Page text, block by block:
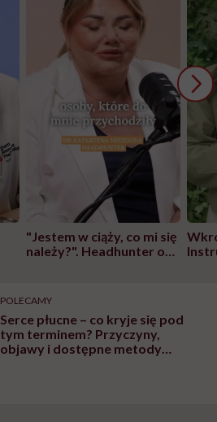
"Jestem w ciąży, co mi się
należy?". Headhunter o
pracy
POLECAMY
Serce płucne – co kryje się pod
tym terminem? Przyczyny,
objawy i dostępne metody